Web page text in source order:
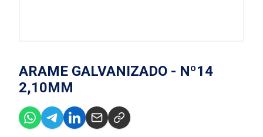
ARAME GALVANIZADO - Nº14
2,10MM